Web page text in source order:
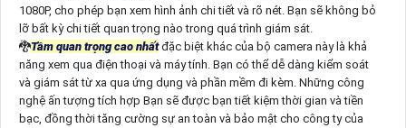
1080P, cho phép bạn xem hình ảnh chi tiết và rõ nét. Bạn sẽ không bỏ
lỡ bất kỳ chi tiết quan trọng nào trong quá trình giám sát.
🐉️Tầm quan trọng cao nhấtđặc biệt khác của bộ camera này là khả
năng xem qua điện thoại và máy tính. Bạn có thể dễ dàng kiểm soát
và giám sát từ xa qua ứng dụng và phần mềm đi kèm. Những công
nghệ ấn tượng tích hợp Bạn sẽ được bạn tiết kiệm thời gian và tiền
bạc, đồng thời tăng cường sự an toàn và bảo mật cho công ty của